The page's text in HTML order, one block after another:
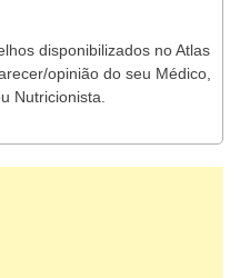
disponibilizados no Atlas
opinião do seu Médico,
Nutricionista.